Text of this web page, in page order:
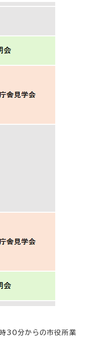
30分からの市役所業